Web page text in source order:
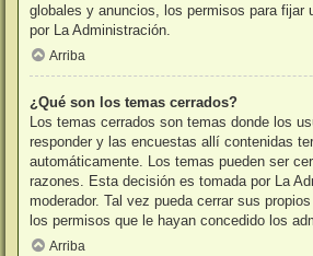
globales y anuncios, los permisos para fijar
por La Administración.
Arriba
¿Qué son los temas cerrados?
Los temas cerrados son temas donde los
responder y las encuestas allí contenidas
automáticamente. Los temas pueden ser
razones. Esta decisión es tomada por La
moderador. Tal vez pueda cerrar sus
los permisos que le hayan concedido los
Arriba